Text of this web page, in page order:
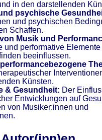
in den darstellenden
psychische
und psychischen
Schaffen.
Musik und
und performative
beeinflussen.
Künsten.
& Gesundheit: Der
Entwicklungen auf
von Musiker:innen und